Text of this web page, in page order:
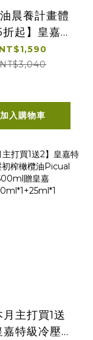
油晨養計畫體
起】皇嘉特
壓初榨橄欖
加特級初榨
NT$1,590
NT$3,040
加入購物車
月主打買1送
特級冷壓初